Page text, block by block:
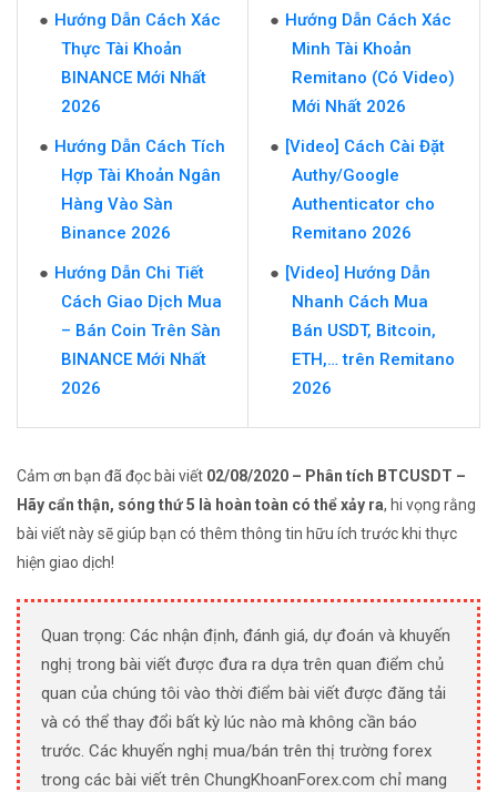
Hướng Dẫn Cách Xác
Thực Tài Khoản
BINANCE Mới Nhất
2026
Hướng Dẫn Cách Tích
Hợp Tài Khoản Ngân
Hàng Vào Sàn
Binance 2026
Hướng Dẫn Chi Tiết
Cách Giao Dịch Mua
– Bán Coin Trên Sàn
BINANCE Mới Nhất
2026
Hướng Dẫn Cách Xác
Minh Tài Khoản
Remitano (Có Video)
Mới Nhất 2026
[Video] Cách Cài Đặt
Authy/Google
Authenticator cho
Remitano 2026
[Video] Hướng Dẫn
Nhanh Cách Mua
Bán USDT, Bitcoin,
ETH,… trên Remitano
2026
Cảm ơn bạn đã đọc bài viết 02/08/2020 – Phân tích BTCUSDT –
Hãy cẩn thận, sóng thứ 5 là hoàn toàn có thể xảy ra, hi vọng rằng
bài viết này sẽ giúp bạn có thêm thông tin hữu ích trước khi thực
hiện giao dịch!
Quan trọng: Các nhận định, đánh giá, dự đoán và khuyến
nghị trong bài viết được đưa ra dựa trên quan điểm chủ
quan của chúng tôi vào thời điểm bài viết được đăng tải
và có thể thay đổi bất kỳ lúc nào mà không cần báo
trước. Các khuyến nghị mua/bán trên thị trường forex
trong các bài viết trên ChungKhoanForex.com chỉ mang